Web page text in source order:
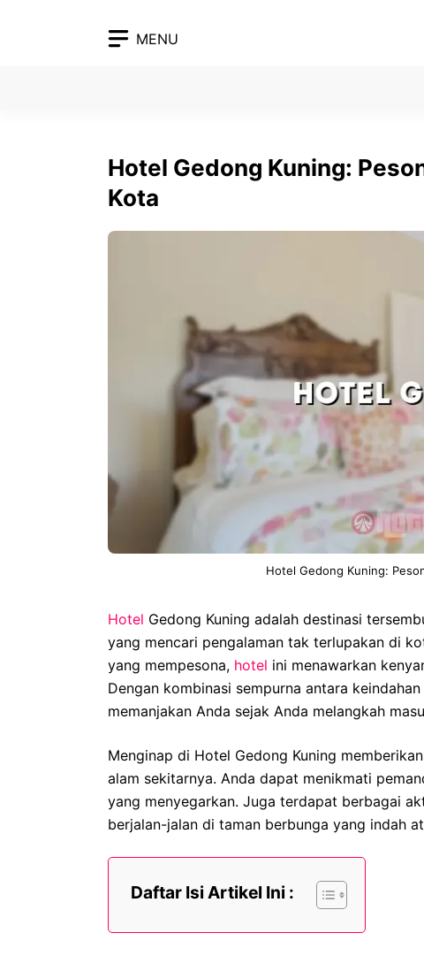
MENU
Hotel Gedong Kuning:
Kota
Hotel Gedong Kuning:
Hotel Gedong Kuning adalah destinasi
yang mencari pengalaman tak terlupakan di
yang mempesona, hotel ini menawarkan
Dengan kombinasi sempurna antara
memanjakan Anda sejak Anda melangkah
Menginap di Hotel Gedong Kuning
alam sekitarnya. Anda dapat menikmati
yang menyegarkan. Juga terdapat berbagai
berjalan-jalan di taman berbunga yang indah
Daftar Isi Artikel Ini :